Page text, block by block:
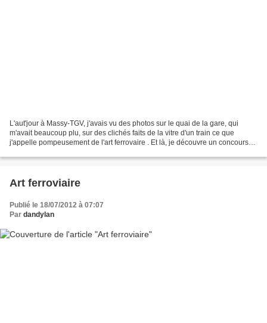
L'aut'jour à Massy-TGV, j'avais vu des photos sur le quai de la gare, qui
m'avait beaucoup plu, sur des clichés faits de la vitre d'un train ce que
j'appelle pompeusement de l'art ferrovaire . Et là, je découvre un concours-
Art ferroviaire
Publié le 18/07/2012 à 07:07
Par dandylan